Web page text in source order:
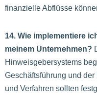
finanzielle Abflüsse
14. Wie implementiere
meinem Unternehmen?
Hinweisgebersystems
Geschäftsführung und
und Verfahren sollten